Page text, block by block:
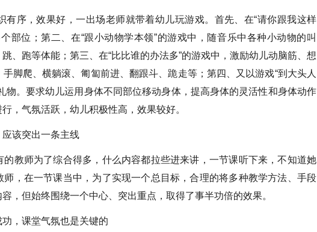
有序，效果好，一出场老师就带着幼儿玩游戏。首先、在“请你跟我这样
部位；第二、在“跟小动物学本领”的游戏中，随音乐中各种小动物的叫
、跑等体能；第三、在“比比谁的办法多”的游戏中，激励幼儿动脑筋、想
脚爬、横躺滚、匍匐前进、翻跟斗、跪走等；第四、又以游戏“到大头人
物。要求幼儿运用身体不同部位移动身体，提高身体的灵活性和身体动作
，气氛活跃，幼儿积极性高，效果较好。
该突出一条主线
教师为了综合得多，什么内容都拉些进来讲，一节课听下来，不知道她
，在一节课当中，为了实现一个总目标，合理的将多种教学方法、手段
，但始终围绕一个中心、突出重点，取得了事半功倍的效果。
，课堂气氛也是关键的